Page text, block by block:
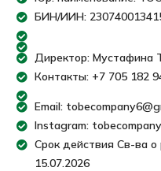
БИН/ИИН:
Директор: Мустафина
Контакты: +7 705 182
Email:
Instagram:
Срок действия Св-ва
15.07.2026